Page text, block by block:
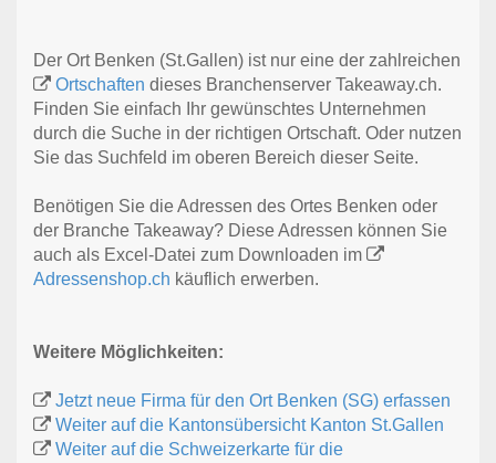
Der Ort Benken (St.Gallen) ist nur eine der zahlreichen
Ortschaften dieses Branchenserver Takeaway.ch.
Finden Sie einfach Ihr gewünschtes Unternehmen
durch die Suche in der richtigen Ortschaft. Oder nutzen
Sie das Suchfeld im oberen Bereich dieser Seite.
Benötigen Sie die Adressen des Ortes Benken oder
der Branche Takeaway? Diese Adressen können Sie
auch als Excel-Datei zum Downloaden im
Adressenshop.ch käuflich erwerben.
Weitere Möglichkeiten:
Jetzt neue Firma für den Ort Benken (SG) erfassen
Weiter auf die Kantonsübersicht Kanton St.Gallen
Weiter auf die Schweizerkarte für die